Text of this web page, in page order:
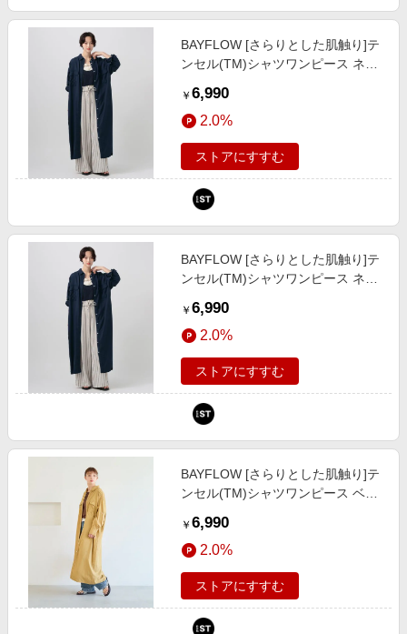
BAYFLOW [さらりとした肌触り]テ
ンセル(TM)シャツワンピース ネイ
ュニック ベイフロー 636349 and
ST アンドエスティ（旧ドットエス
ティ）
￥ 6,990
2.0%
ストアにすすむ
BAYFLOW [さらりとした肌触り]テ
ンセル(TM)シャツワンピース ネイ
ュニック ベイフロー 636349 and
ST アンドエスティ（旧ドットエス
ティ）
￥ 6,990
2.0%
ストアにすすむ
BAYFLOW [さらりとした肌触り]テ
ンセル(TM)シャツワンピース ベー
ュニック ベイフロー 636349 and
ST アンドエスティ（旧ドットエス
ティ）
￥ 6,990
2.0%
ストアにすすむ